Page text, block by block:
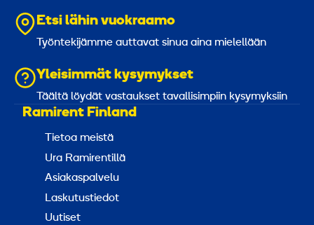
Etsi lähin vuokraamo
Työntekijämme auttavat sinua aina mielellään
Yleisimmät kysymykset
Täältä löydät vastaukset tavallisimpiin kysymyksiin
Ramirent Finland
Tietoa meistä
Ura Ramirentillä
Asiakaspalvelu
Laskutustiedot
Uutiset